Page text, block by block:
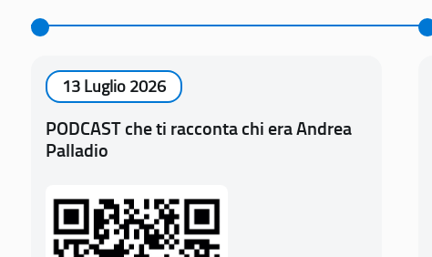
13 Luglio 2026
PODCAST che ti racconta chi era Andrea
Palladio